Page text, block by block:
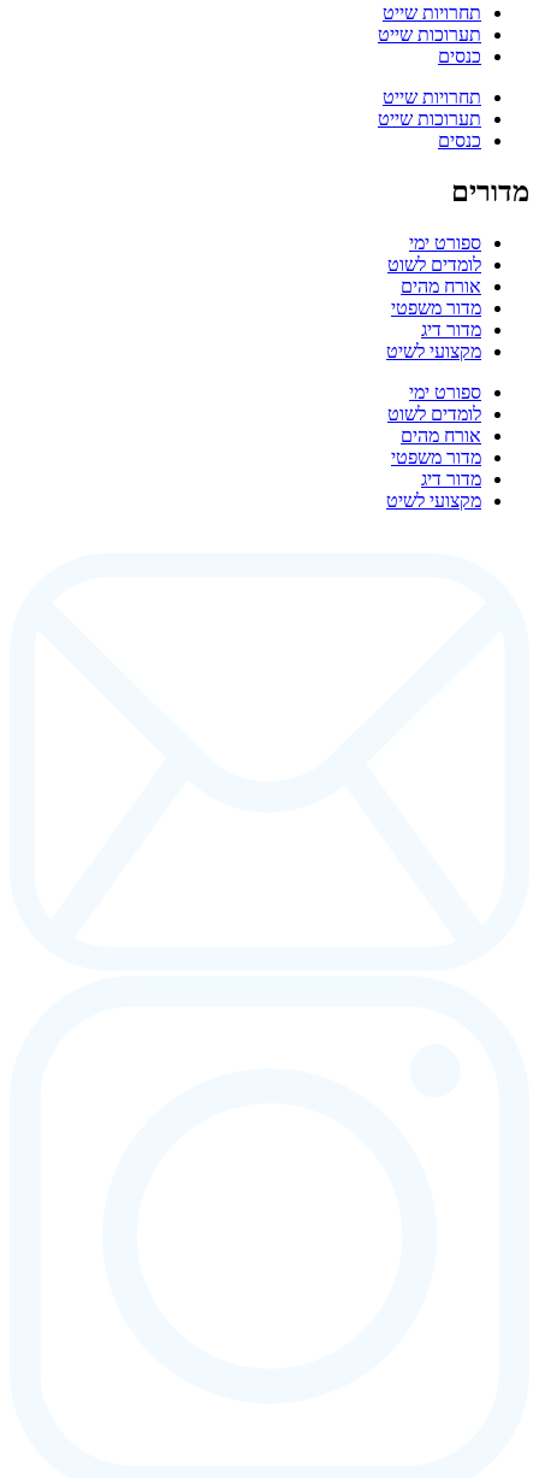
תחרויות שייט
תערוכות שייט
כנסים
תחרויות שייט
תערוכות שייט
כנסים
מדורים
ספורט ימי
לומדים לשוט
אורח מהים
מדור משפטי
מדור דיג
מקצועי לשיט
ספורט ימי
לומדים לשוט
אורח מהים
מדור משפטי
מדור דיג
מקצועי לשיט